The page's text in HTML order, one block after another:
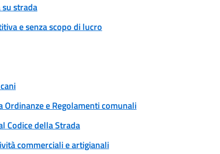
strada
e senza scopo di lucro
Ordinanze e Regolamenti comunali
Codice della Strada
commerciali e artigianali